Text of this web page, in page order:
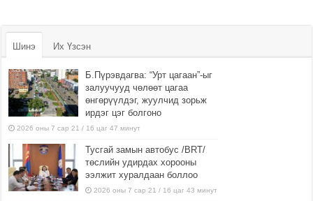
Шинэ Их Үзсэн
Б.Пүрэвдагва: “Урт цагаан”-ыг
залуучууд чөлөөт цагаа
өнгөрүүлдэг, жуулчид зорьж
ирдэг цэг болгоно
2026 оны 7 сар 21 / 16 цаг 47 минут
Тусгай замын автобус /BRT/
төслийн удирдах хорооны
ээлжит хуралдаан боллоо
2026 оны 7 сар 21 / 16 цаг 43 минут